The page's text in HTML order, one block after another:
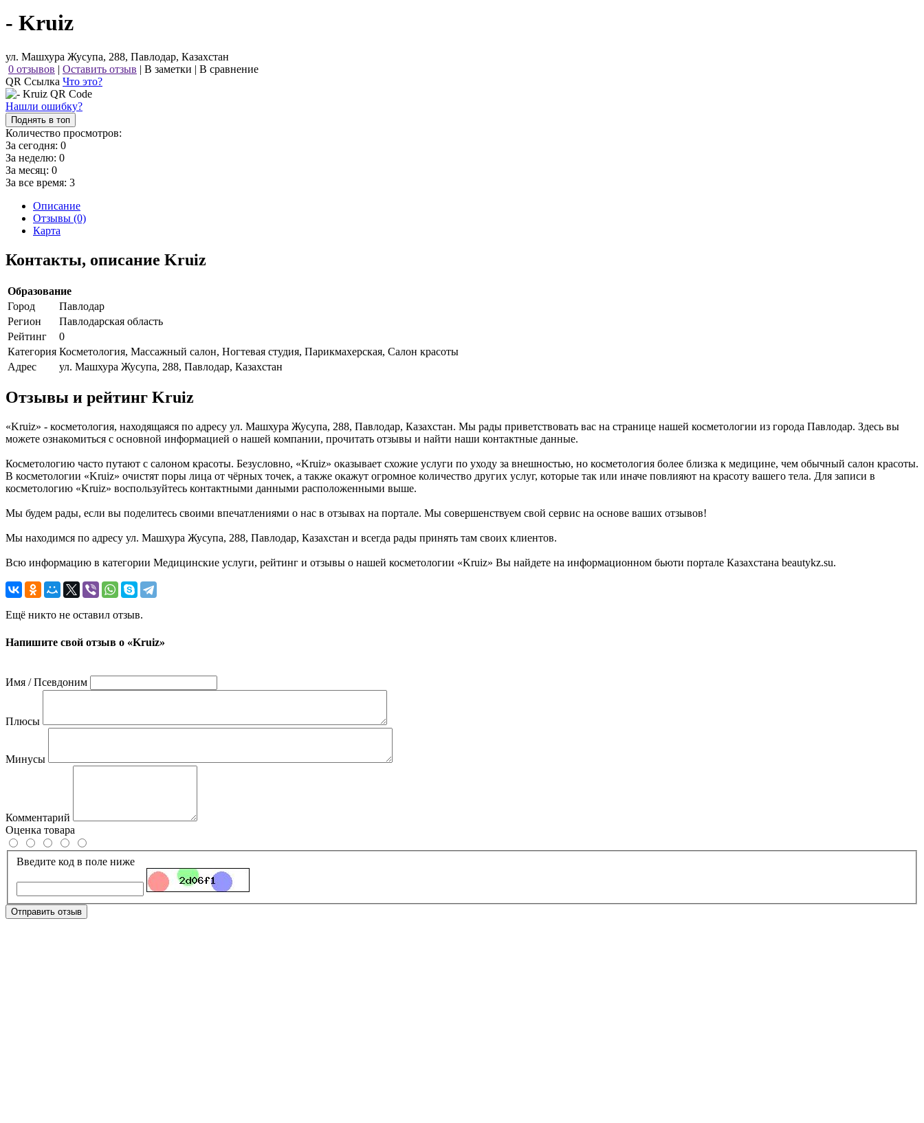
- Kruiz
ул. Машхура Жусупа, 288, Павлодар, Казахстан
0 отзывов | Оставить отзыв | В заметки | В сравнение
QR Ссылка Что это?
Нашли ошибку?
Поднять в топ
Количество просмотров:
За сегодня: 0
За неделю: 0
За месяц: 0
За все время: 3
Описание
Отзывы (0)
Карта
Контакты, описание Kruiz
Образование
Город
Павлодар
Регион
Павлодарская область
Рейтинг
0
Категория Косметология, Массажный салон, Ногтевая студия, Парикмахерская, Салон красоты
Адрес
ул. Машхура Жусупа, 288, Павлодар, Казахстан
Отзывы и рейтинг Kruiz
«Kruiz» - косметология, находящаяся по адресу ул. Машхура Жусупа, 288, Павлодар, Казахстан. Мы рады приветствовать вас на странице нашей косметологии из города Павлодар. Здесь вы
можете ознакомиться с основной информацией о нашей компании, прочитать отзывы и найти наши контактные данные.
Косметологию часто путают с салоном красоты. Безусловно, «Kruiz» оказывает схожие услуги по уходу за внешностью, но косметология более близка к медицине, чем обычный салон красоты.
В косметологии «Kruiz» очистят поры лица от чёрных точек, а также окажут огромное количество других услуг, которые так или иначе повлияют на красоту вашего тела. Для записи в
косметологию «Kruiz» воспользуйтесь контактными данными расположенными выше.
Мы будем рады, если вы поделитесь своими впечатлениями о нас в отзывах на портале. Мы совершенствуем свой сервис на основе ваших отзывов!
Мы находимся по адресу ул. Машхура Жусупа, 288, Павлодар, Казахстан и всегда рады принять там своих клиентов.
Всю информацию в категории Медицинские услуги, рейтинг и отзывы о нашей косметологии «Kruiz» Вы найдете на информационном бьюти портале Казахстана beautykz.su.
Ещё никто не оставил отзыв.
Напишите свой отзыв о «Kruiz»
Имя / Псевдоним
Плюсы
Минусы
Комментарий
Оценка товара
Введите код в поле ниже
Отправить отзыв